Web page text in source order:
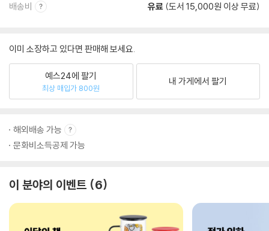
배송비 유료 (도서 15,000원 이상 무료)
이미 소장하고 있다면 판매해 보세요.
예스24에 팔기
최상 매입가 800원
내 가게에서 팔기
해외배송 가능
문화비소득공제 가능
이 분야의 이벤트 6